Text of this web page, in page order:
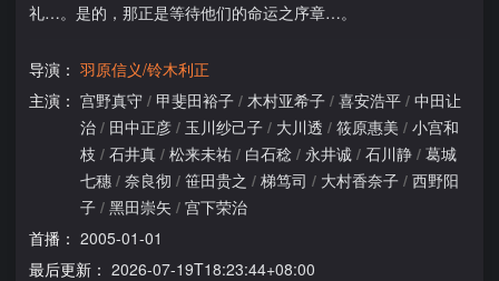
礼…。是的，那正是等待他们的命运之序章…。
导演： 羽原信义/铃木利正
主演： 宫野真守 / 甲斐田裕子 / 木村亚希子 / 喜安浩平 / 中田让
治 / 田中正彦 / 玉川纱己子 / 大川透 / 筱原惠美 / 小宫和
枝 / 石井真 / 松来未祐 / 白石稔 / 永井诚 / 石川静 / 葛城
七穗 / 奈良彻 / 笹田贵之 / 梯笃司 / 大村香奈子 / 西野阳
子 / 黑田崇矢 / 宫下荣治
首播： 2005-01-01
最后更新： 2026-07-19T18:23:44+08:00